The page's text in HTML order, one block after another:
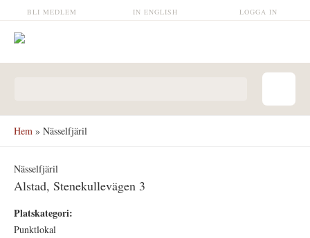
Hoppa till huvudinnehåll LOGGA IN
IN ENGLISH
BLI MEDLEM
Hem » Nässelfjäril
Nässelfjäril
Alstad, Stenekullevägen 3
Platskategori:
Punktlokal